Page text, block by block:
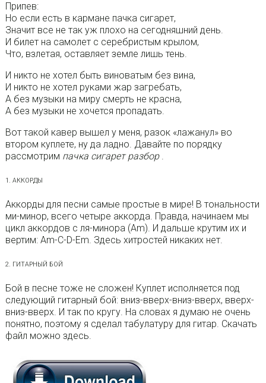
Припев:
Но если есть в кармане пачка сигарет,
Значит все не так уж плохо на сегодняшний день.
И билет на самолет с серебристым крылом,
Что, взлетая, оставляет земле лишь тень.
И никто не хотел быть виноватым без вина,
И никто не хотел руками жар загребать,
А без музыки на миру смерть не красна,
А без музыки не хочется пропадать.
Вот такой кавер вышел у меня, разок «лажанул» во
втором куплете, ну да ладно. Давайте по порядку
рассмотрим пачка сигарет разбор.
1. АККОРДЫ
Аккорды для песни самые простые в мире! В тональности
ми-минор, всего четыре аккорда. Правда, начинаем мы
цикл аккордов с ля-минора (Am). И дальше крутим их и
вертим: Am-C-D-Em. Здесь хитростей никаких нет.
2. ГИТАРНЫЙ БОЙ
Бой в песне тоже не сложен! Куплет исполняется под
следующий гитарный бой: вниз-вверх-вниз-вверх, вверх-
вниз-вверх. И так по кругу. На словах я думаю не очень
понятно, поэтому я сделал табулатуру для гитар. Скачать
файл можно здесь.